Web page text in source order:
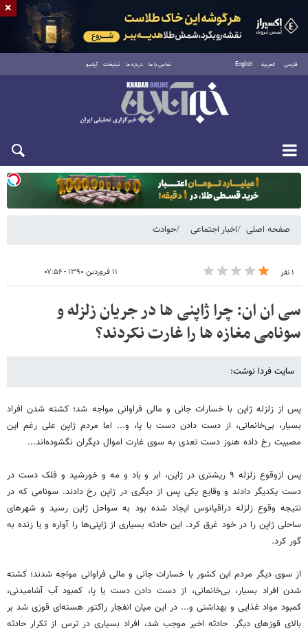
فارسی العربية English تماس با ما درباره ما تبلیغات آرشیو
یکشنبه ۱۸ مرداد ۱۴۰۵
صفحه اصلی اخبار اجتماعی حوادث
۱ نفر ۱۱ فروردین ۱۳۹۰ - ۰۷:۵۶
سی ان ان: چرا ژاپنی ها در جریان زلزله و
سونامی مغازه ها را غارت نکردند؟
سایت فردا نوشت:
پس از زلزله ژاپن با خسارات جانی و مالی فراوانی مواجه شد؛ کشته شدن افراد
بسیار، بی‌خانمانی، از دست دادن دست یا پا، و... اما مردم ژاپن علی رغم این
مصیبت رخ داده هنوز دست تعدی به سوی غارت اموال دیگران نگشوده‌اند...
پس ازوقوع زلزله ۹ ریشتری در ژاپن، ابر و باد و مه و خورشید و فلک دست در
دست یکدیگر دادند و وقایع یکی پس از دیگری در ژاپن رخ دادند. سونامی که در
نتیجه وقوع زلزله دراقیانوس ایجاد شده بود به سواحل ژاپن رسید و شهرهای
ساحلی ژاپن را در خود غرق کرد. این حادثه بسیاری از ژاپنی‌ها را آواره و یا زنده به
گور کرد.
از سوی دیگر مردم این کشور با خسارات جانی و مالی فراوانی مواجه شدند؛ کشته
شدن افراد بسیار، بی‌خانمانی، از دست دادن دست یا پا، کمبود آب آشامیدنی،
کمبود مواد غذایی و بهداشتی و... در این میان انفجار راکتور هسته‌ای قوزی شد بر
بالای قوزهای دیگر. حادثه اخیر موجب شد، افراد بسیاری در ترس از تکرار حادثه
×